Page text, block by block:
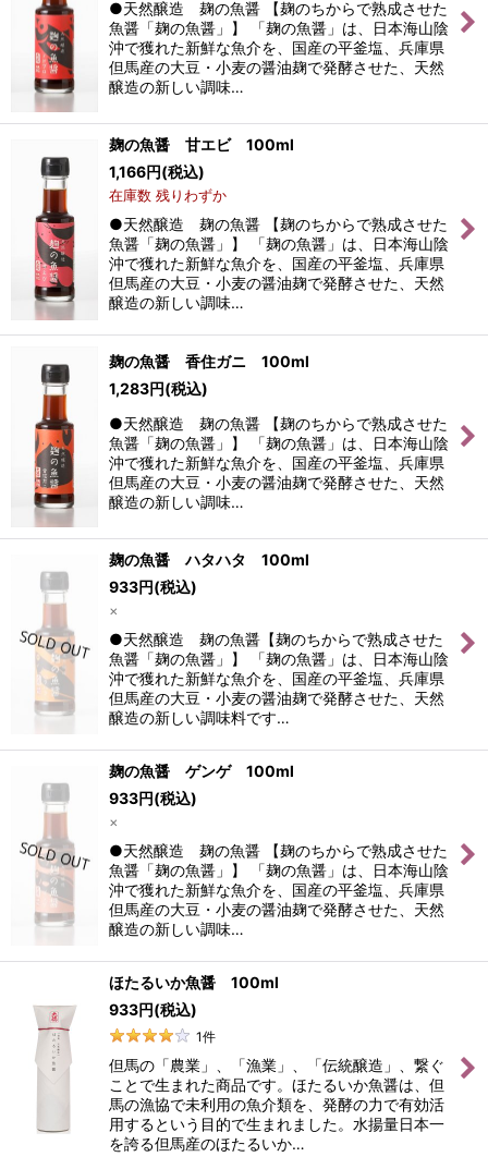
●天然醸造 麹の魚醤 【麹のちからで熟成させた
魚醤「麹の魚醤」】 「麹の魚醤」は、日本海山陰
沖で獲れた新鮮な魚介を、国産の平釜塩、兵庫県
但馬産の大豆・小麦の醤油麹で発酵させた、天然
醸造の新しい調味…
麹の魚醤 甘エビ 100ml
1,166円(税込)
在庫数 残りわずか
●天然醸造 麹の魚醤 【麹のちからで熟成させた
魚醤「麹の魚醤」】 「麹の魚醤」は、日本海山陰
沖で獲れた新鮮な魚介を、国産の平釜塩、兵庫県
但馬産の大豆・小麦の醤油麹で発酵させた、天然
醸造の新しい調味…
麹の魚醤 香住ガニ 100ml
1,283円(税込)
●天然醸造 麹の魚醤 【麹のちからで熟成させた
魚醤「麹の魚醤」】 「麹の魚醤」は、日本海山陰
沖で獲れた新鮮な魚介を、国産の平釜塩、兵庫県
但馬産の大豆・小麦の醤油麹で発酵させた、天然
醸造の新しい調味…
麹の魚醤 ハタハタ 100ml
933円(税込)
×
●天然醸造 麹の魚醤【麹のちからで熟成させた
魚醤「麹の魚醤」】 「麹の魚醤」は、日本海山陰
沖で獲れた新鮮な魚介を、国産の平釜塩、兵庫県
但馬産の大豆・小麦の醤油麹で発酵させた、天然
醸造の新しい調味料です…
麹の魚醤 ゲンゲ 100ml
933円(税込)
×
●天然醸造 麹の魚醤 【麹のちからで熟成させた
魚醤「麹の魚醤」】 「麹の魚醤」は、日本海山陰
沖で獲れた新鮮な魚介を、国産の平釜塩、兵庫県
但馬産の大豆・小麦の醤油麹で発酵させた、天然
醸造の新しい調味…
ほたるいか魚醤 100ml
933円(税込)
1件
但馬の「農業」、「漁業」、「伝統醸造」、繋ぐ
ことで生まれた商品です。ほたるいか魚醤は、但
馬の漁協で未利用の魚介類を、発酵の力で有効活
用するという目的で生まれました。水揚量日本一
を誇る但馬産のほたるいか…